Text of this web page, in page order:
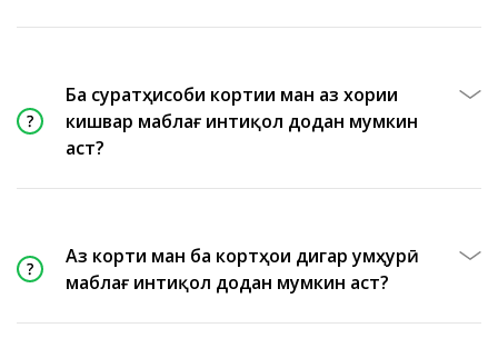
Ба суратҳисоби кортии ман аз хориҷи
кишвар маблағ интиқол додан мумкин
аст?
Аз корти ман ба кортҳои дигар ҷумҳурӣ
маблағ интиқол додан мумкин аст?